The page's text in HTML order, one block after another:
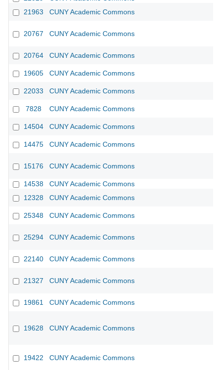
21963
CUNY Academic Commons
20767 CUNY Academic Commons
20764 CUNY Academic Commons
19605 CUNY Academic Commons
22033 CUNY Academic Commons
7828 CUNY Academic Commons
14504 CUNY Academic Commons
14475 CUNY Academic Commons
15176 CUNY Academic Commons
14538 CUNY Academic Commons
12328
CUNY Academic Commons
25348 CUNY Academic Commons
25294 CUNY Academic Commons
22140 CUNY Academic Commons
21327 CUNY Academic Commons
19861 CUNY Academic Commons
19628 CUNY Academic Commons
19422 CUNY Academic Commons